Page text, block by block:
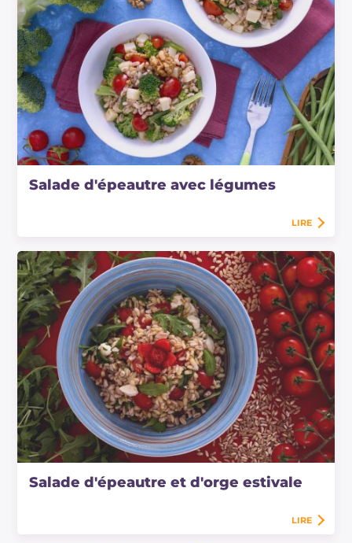
Salade d'épeautre avec légumes
LIRE
Salade d'épeautre et d'orge estivale
LIRE